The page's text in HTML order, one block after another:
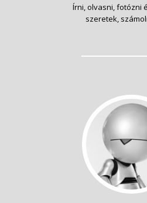
Írni, olvasni, fotózni
szeretek,